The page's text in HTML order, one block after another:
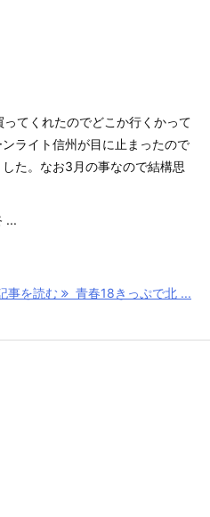
てくれたのでどこか行くかって
ライト信州が目に止まったので
た。なお3月の事なので結構思
...
事を読む 青春18きっぷで北 ...